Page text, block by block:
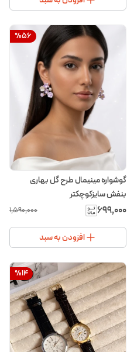
%56
گوشواره مینیمال طرح گل بهاری
بنفش سایز‌کوچکتر
۶۹۹٬۰۰۰ ۱٬۵۹۰٬۰۰۰
افزودن به سبد
%14